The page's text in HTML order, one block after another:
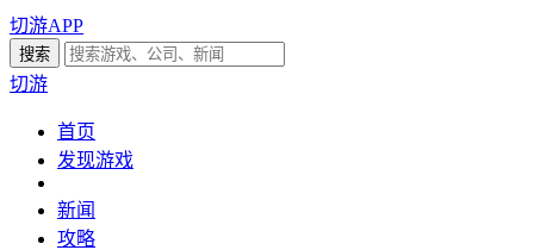
切游APP
切游
首页
发现游戏
新闻
攻略